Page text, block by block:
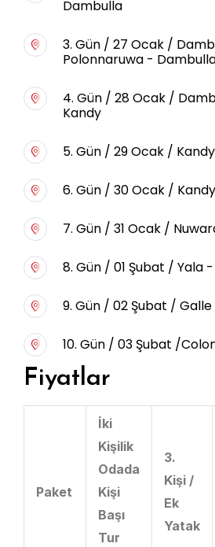
Dambulla
3. Gün / 27 Ocak /
Polonnaruwa -
4. Gün / 28 Ocak /
Kandy
5. Gün / 29 Ocak / Kandy
6. Gün / 30 Ocak /
7. Gün / 31 Ocak /
8. Gün / 01 Şubat / Yala
9. Gün / 02 Şubat /
10. Gün / 03 Şubat /
Fiyatlar
Paket
İki
Kişilik
Odada
Kişi
Başı
Tur
3.
Kişi /
Ek
Yatak